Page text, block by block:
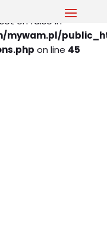
on false in
mywam.pl/
on line 45